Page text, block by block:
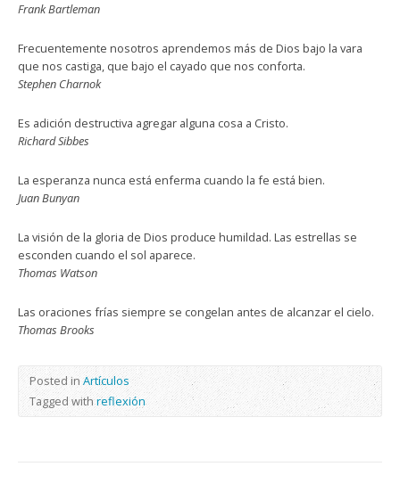
Frank Bartleman
Frecuentemente nosotros aprendemos más de Dios bajo la vara
que nos castiga, que bajo el cayado que nos conforta.
Stephen Charnok
Es adición destructiva agregar alguna cosa a Cristo.
Richard Sibbes
La esperanza nunca está enferma cuando la fe está bien.
Juan Bunyan
La visión de la gloria de Dios produce humildad. Las estrellas se
esconden cuando el sol aparece.
Thomas Watson
Las oraciones frías siempre se congelan antes de alcanzar el cielo.
Thomas Brooks
Posted in Artículos
Tagged withreflexión